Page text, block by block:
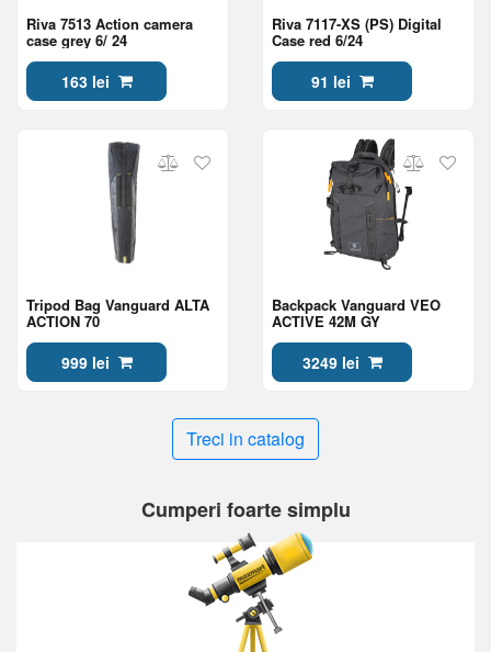
Riva 7513 Action camera
case grey 6/ 24
163 lei
Riva 7117-XS (PS) Digital
Case red 6/24
91 lei
Tripod Bag Vanguard ALTA
ACTION 70
999 lei
Backpack Vanguard VEO
ACTIVE 42M GY
3249 lei
Treci in catalog
Cumperi foarte simplu